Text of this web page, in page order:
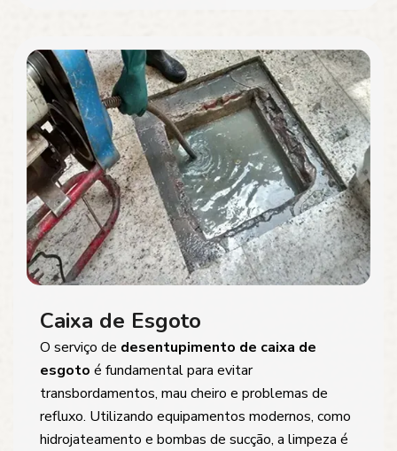
Caixa de Esgoto
O serviço de desentupimento de caixa de
esgoto é fundamental para evitar
transbordamentos, mau cheiro e problemas de
refluxo. Utilizando equipamentos modernos, como
hidrojateamento e bombas de sucção, a limpeza é